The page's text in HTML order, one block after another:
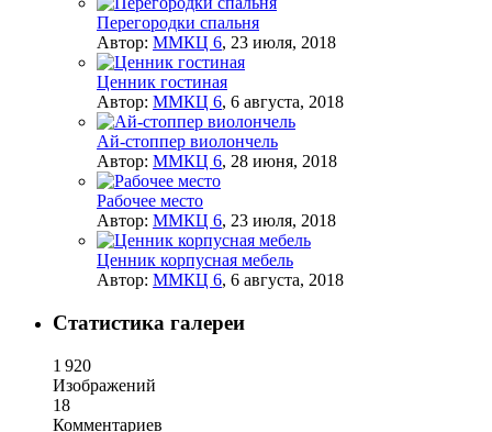
Перегородки спальня
Автор: ММКЦ 6, 23 июля, 2018
Ценник гостиная
Автор: ММКЦ 6, 6 августа, 2018
Ай-стоппер виолончель
Автор: ММКЦ 6, 28 июня, 2018
Рабочее место
Автор: ММКЦ 6, 23 июля, 2018
Ценник корпусная мебель
Автор: ММКЦ 6, 6 августа, 2018
Статистика галереи
1 920
Изображений
18
Комментариев